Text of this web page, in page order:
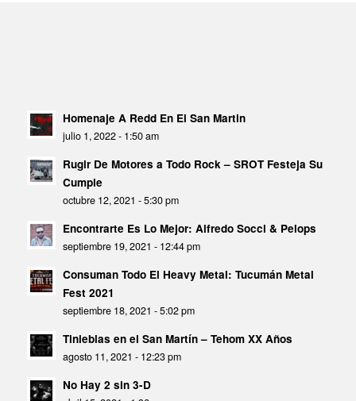
Homenaje A Redd En El San Martin
julio 1, 2022 - 1:50 am
Rugir De Motores a Todo Rock – SROT Festeja Su
Cumple
octubre 12, 2021 - 5:30 pm
Encontrarte Es Lo Mejor: Alfredo Socci & Pelops
septiembre 19, 2021 - 12:44 pm
Consuman Todo El Heavy Metal: Tucumán Metal
Fest 2021
septiembre 18, 2021 - 5:02 pm
Tinieblas en el San Martín – Tehom XX Años
agosto 11, 2021 - 12:23 pm
No Hay 2 sin 3-D